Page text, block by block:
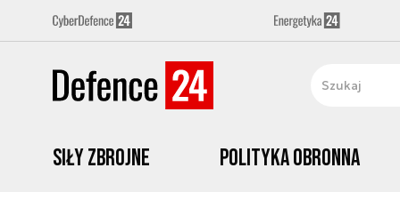
Siły zbrojne Polityka obronna